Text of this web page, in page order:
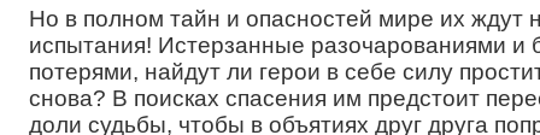
Но в полном тайн и опасностей мире их ждут
испытания! Истерзанные разочарованиями и
потерями, найдут ли герои в себе силу
снова? В поисках спасения им предстоит
доли судьбы, чтобы в объятиях друг друга